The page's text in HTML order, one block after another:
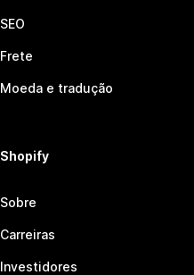
SEO
Frete
Moeda e tradução
Shopify
Sobre
Carreiras
Investidores